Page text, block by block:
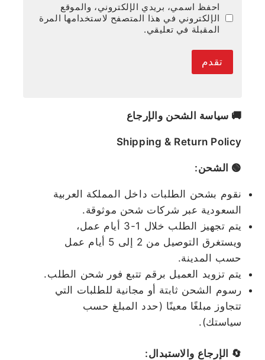
احفظ اسمي، بريدي الإلكتروني، والموقع
الإلكتروني في هذا المتصفح لاستخدامها المرة
المقبلة في تعليقي.
🚚 سياسة الشحن والإرجاع
Shipping & Return Policy
🟢 الشحن:
نقوم بشحن الطلبات داخل المملكة العربية
السعودية عبر شركات شحن موثوقة.
يتم تجهيز الطلب خلال 1-3 أيام عمل،
ويستغرق التوصيل من 2 إلى 5 أيام عمل
حسب المدينة.
يتم تزويد العميل برقم تتبع فور شحن الطلب.
رسوم الشحن ثابتة أو مجانية للطلبات التي
تتجاوز مبلغًا معينًا (حدد المبلغ حسب
سياستك).
🔄 الإرجاع والاستبدال: